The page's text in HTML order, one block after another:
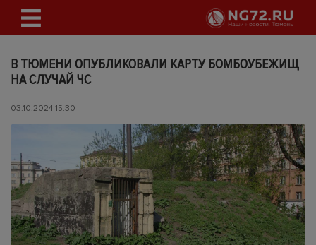
В ТЮМЕНИ ОПУБЛИКОВАЛИ КАРТУ БОМБОУБЕЖИЩ
НА СЛУЧАЙ ЧС
03.10.2024 15:30